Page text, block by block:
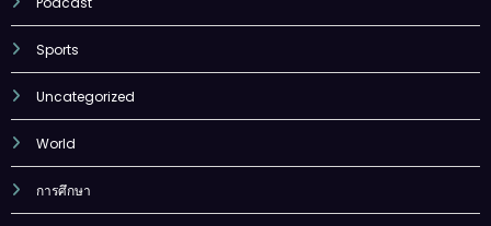
Sports
Uncategorized
World
การศึกษา